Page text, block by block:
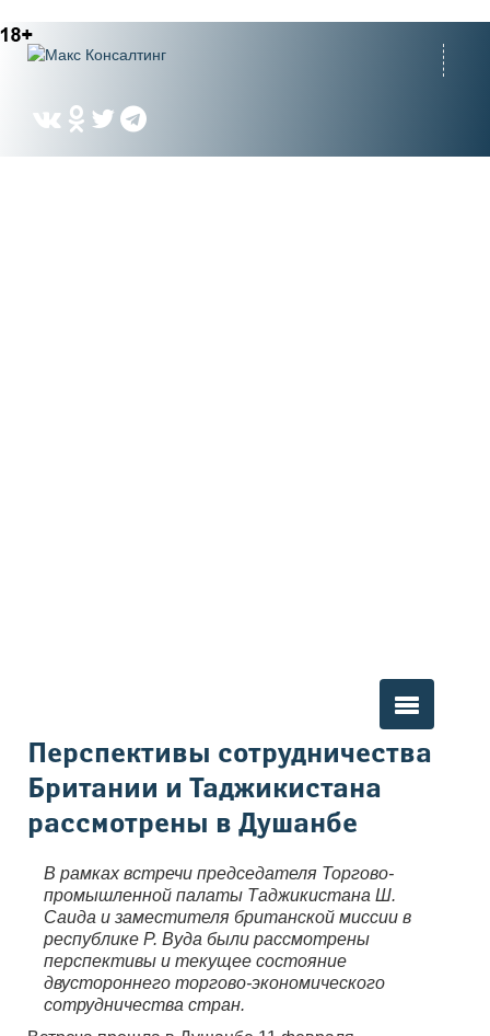
Вы здесь
Перспективы сотрудничества
Британии и Таджикистана
рассмотрены в Душанбе
В рамках встречи председателя Торгово-
промышленной палаты Таджикистана Ш.
Саида и заместителя британской миссии в
республике Р. Вуда были рассмотрены
перспективы и текущее состояние
двустороннего торгово-экономического
сотрудничества стран.